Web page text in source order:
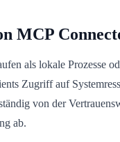
MCP
als lokale Prozesse
Zugriff auf
von der
ab.